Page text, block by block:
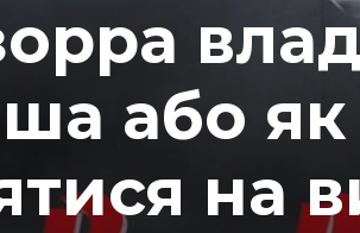
або як
на